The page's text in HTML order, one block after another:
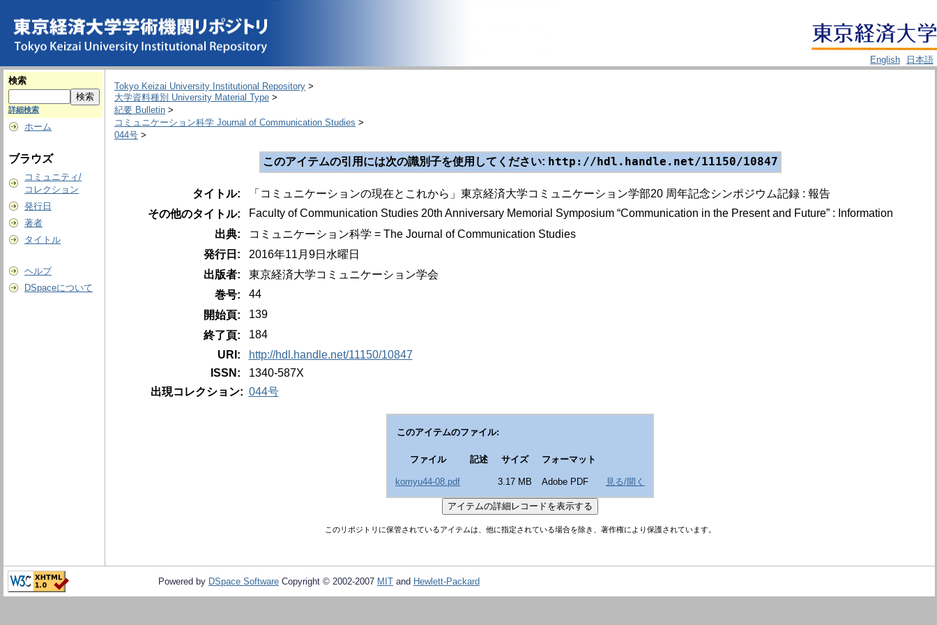
English
日本語
検索
詳細検索
ホーム
ブラウズ
コミュニティ/
コレクション
発行日
著者
タイトル
ヘルプ
DSpaceについて
Tokyo Keizai University Institutional Repository >
大学資料種別 University Material Type >
紀要 Bulletin >
コミュニケーション科学 Journal of Communication Studies >
044号 >
このアイテムの引用には次の識別子を使用してください: http://hdl.handle.net/11150/10847
タイトル:
「コミュニケーションの現在とこれから」東京経済大学コミュニケーション学部20 周年記念シンポジウム記録 : 報告
その他のタイトル:
Faculty of Communication Studies 20th Anniversary Memorial Symposium “Communication in the Present and Future” : Information
出典:
コミュニケーション科学 = The Journal of Communication Studies
発行日:
2016年11月9日水曜日
出版者:
東京経済大学コミュニケーション学会
巻号:
44
開始頁:
139
終了頁:
184
URI:
http://hdl.handle.net/11150/10847
ISSN:
1340-587X
出現コレクション: 044号
このアイテムのファイル:
ファイル 記述 サイズ フォーマット
komyu44-08.pdf 3.17 MB Adobe PDF 見る/開く
このリポジトリに保管されているアイテムは、他に指定されている場合を除き、著作権により保護されています。
Powered by DSpace Software Copyright © 2002-2007 MIT and Hewlett-Packard